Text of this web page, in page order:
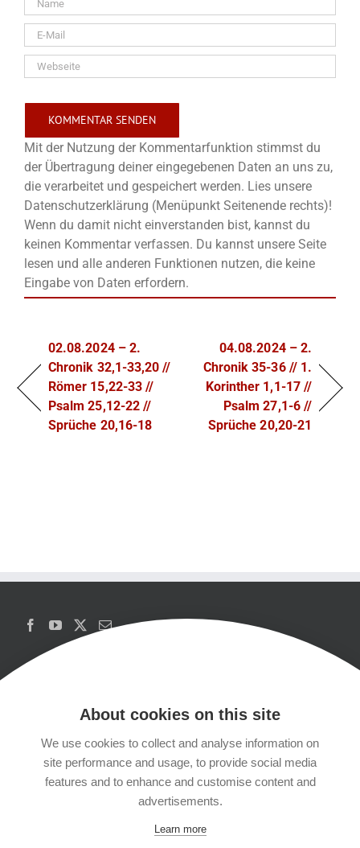
Mit der Nutzung der Kommentarfunktion stimmst du
der Übertragung deiner eingegebenen Daten an uns zu,
die verarbeitet und gespeichert werden. Lies unsere
Datenschutzerklärung (Menüpunkt Seitenende rechts)!
Wenn du damit nicht einverstanden bist, kannst du
keinen Kommentar verfassen. Du kannst unsere Seite
lesen und alle anderen Funktionen nutzen, die keine
Eingabe von Daten erfordern.
02.08.2024 – 2.
Chronik 32,1-33,20 //
Römer 15,22-33 //
Psalm 25,12-22 //
Sprüche 20,16-18
04.08.2024 – 2.
Chronik 35-36 // 1.
Korinther 1,1-17 //
Psalm 27,1-6 //
Sprüche 20,20-21
Copyrights
Datenschutzerklärung
About cookies on this site
We use cookies to collect and analyse information on
site performance and usage, to provide social media
features and to enhance and customise content and
advertisements.
Learn more